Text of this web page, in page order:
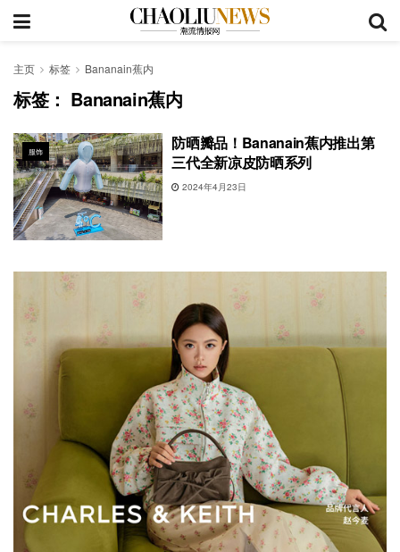
主页 标签 Bananain蕉内
标签： Bananain蕉内
服饰
防晒瓣品！Bananain蕉内推出第
三代全新凉皮防晒系列
2024年4月23日